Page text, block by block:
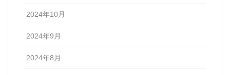
2024年10月
2024年9月
2024年8月